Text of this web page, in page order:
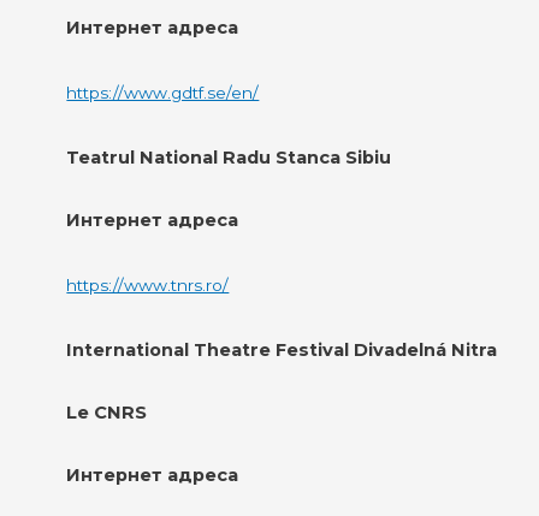
Интернет адреса
https://www.gdtf.se/en/
Teatrul National Radu Stanca Sibiu
Интернет адреса
https://www.tnrs.ro/
International Theatre Festival Divadelná Nitra
Le CNRS
Интернет адреса